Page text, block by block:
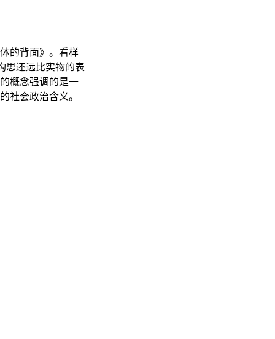
的背面》。看样
思还远比实物的表
概念强调的是一
社会政治含义。